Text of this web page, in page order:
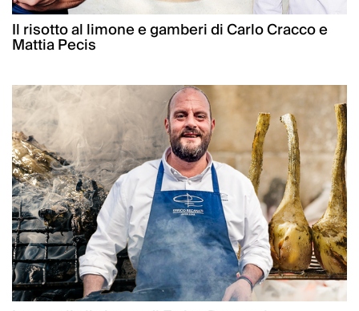
Il risotto al limone e gamberi di Carlo Cracco e
Mattia Pecis